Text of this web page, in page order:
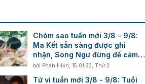
Chòm sao tuần mới 3/8 - 9/8:
Ma Kết sẵn sàng được ghi
nhận, Song Ngư đừng để cảm
xúc dẫn đường
bởi Phan Hiền 15:01:23, Thứ 2
Tử vi tuần mới 3/8 - 9/8: Tuổi